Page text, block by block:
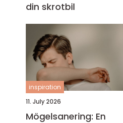
din skrotbil
inspiration
11. July 2026
Mögelsanering: En